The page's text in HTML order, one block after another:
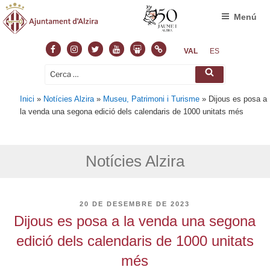
FacebookInstagram
TwitterYoutubeSlideshare
NormasVAL ES
Cerca: Cerca
Menú
Inici » Notícies Alzira » Museu, Patrimoni i Turisme » Dijous es posa a
la venda una segona edició dels calendaris de 1000 unitats més
Notícies Alzira
PUBLICAT
20 DE DESEMBRE DE 2023
Dijous es posa a la venda una segona
edició dels calendaris de 1000 unitats
més